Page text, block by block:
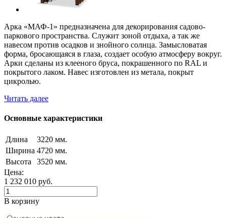
Арка «МАФ-1» предназначена для декорирования садово-
паркового пространства. Служит зоной отдыха, а так же
навесом против осадков и знойного солнца. Замысловатая
форма, бросающаяся в глаза, создает особую атмосферу вокруг.
Арки сделаны из клееного бруса, покрашенного по RAL и
покрытого лаком. Навес изготовлен из метала, покрыт
цикролью.
Читать далее
Основные характеристики
Длина
3220 мм.
Ширина 4720 мм.
Высота
3520 мм.
Цена:
1 232 010 руб.
В корзину